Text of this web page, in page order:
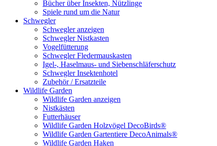
Bücher über Insekten, Nützlinge
Spiele rund um die Natur
Schwegler
Schwegler anzeigen
Schwegler Nistkasten
Vogelfütterung
Schwegler Fledermauskasten
Igel-, Haselmaus- und Siebenschläferschutz
Schwegler Insektenhotel
Zubehör / Ersatzteile
Wildlife Garden
Wildlife Garden anzeigen
Nistkästen
Futterhäuser
Wildlife Garden Holzvögel DecoBirds®
Wildlife Garden Gartentiere DecoAnimals®
Wildlife Garden Haken